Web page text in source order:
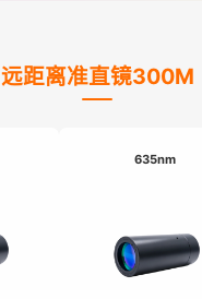
远距离准直镜300M
635nm